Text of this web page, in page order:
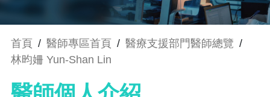
首頁 / 醫師專區首頁 / 醫療支援部門醫師總覽 /
林昀姍 Yun-Shan Lin